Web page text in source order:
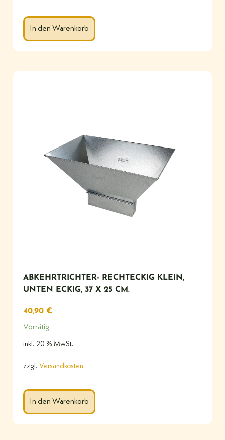
In den Warenkorb
ABKEHRTRICHTER- RECHTECKIG KLEIN,
UNTEN ECKIG, 37 X 25 CM.
40,90 €
Vorrätig
inkl. 20 % MwSt.
zzgl. Versandkosten
In den Warenkorb